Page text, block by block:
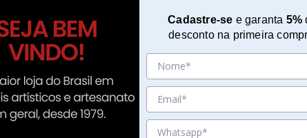
Pintura Artesanal
TINTA ARTISAN WINSOR NEWTON 37ML
S1
Cadastre-se e garanta 5%
desconto na primeira